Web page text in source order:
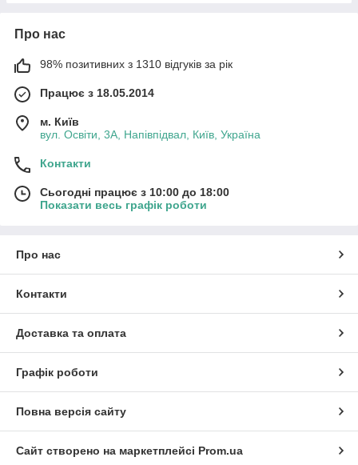
Про нас
98% позитивних з 1310 відгуків за рік
Працює з 18.05.2014
м. Київ
вул. Освіти, 3А, Напівпідвал, Київ, Україна
Контакти
Сьогодні працює з 10:00 до 18:00
Показати весь графік роботи
Про нас
Контакти
Доставка та оплата
Графік роботи
Повна версія сайту
Сайт створено на маркетплейсі Prom.ua